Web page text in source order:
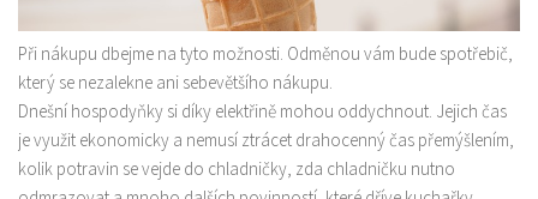
Při nákupu dbejme na tyto možnosti. Odměnou vám bude spotřebič,
který se nezalekne ani sebevětšího nákupu.
Dnešní hospodyňky si díky elektřině mohou oddychnout. Jejich čas
je využit ekonomicky a nemusí ztrácet drahocenný čas přemýšlením,
kolik potravin se vejde do chladničky, zda chladničku nutno